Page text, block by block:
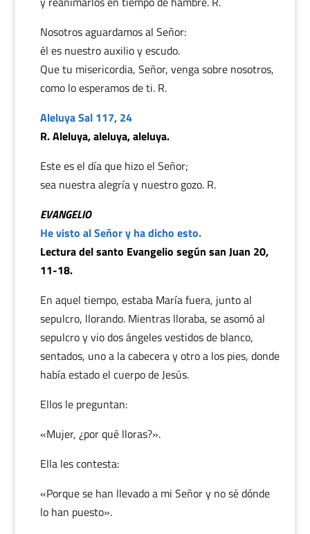
Nosotros aguardamos al Señor:
él es nuestro auxilio y escudo.
Que tu misericordia, Señor, venga sobre nosotros,
como lo esperamos de ti. R.
Aleluya Sal 117, 24
R. Aleluya, aleluya, aleluya.
Este es el día que hizo el Señor;
sea nuestra alegría y nuestro gozo. R.
EVANGELIO
He visto al Señor y ha dicho esto.
Lectura del santo Evangelio según san Juan 20,
11-18.
En aquel tiempo, estaba María fuera, junto al
sepulcro, llorando. Mientras lloraba, se asomó al
sepulcro y vio dos ángeles vestidos de blanco,
sentados, uno a la cabecera y otro a los pies, donde
había estado el cuerpo de Jesús.
Ellos le preguntan:
«Mujer, ¿por qué lloras?».
Ella les contesta:
«Porque se han llevado a mi Señor y no sé dónde
lo han puesto».